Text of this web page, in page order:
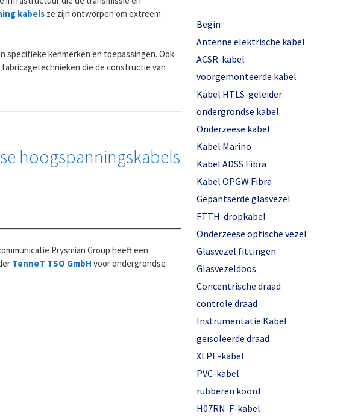
kabels ze zijn ontworpen om extreem
specifieke kenmerken en toepassingen. Ook
die de constructie van
hoogspanningskabels
Prysmian Group heeft een
TenneT TSO GmbH voor ondergrondse
Begin
Antenne elektrische kabel
ACSR-kabel
voorgemonteerde kabel
Kabel HTLS-geleider:
ondergrondse kabel
Onderzeese kabel
Kabel Marino
Kabel ADSS Fibra
Kabel OPGW Fibra
Gepantserde glasvezel
FTTH-dropkabel
Onderzeese optische vezel
Glasvezel fittingen
Glasvezeldoos
Concentrische draad
controle draad
Instrumentatie Kabel
geïsoleerde draad
XLPE-kabel
PVC-kabel
rubberen koord
H07RN-F-kabel